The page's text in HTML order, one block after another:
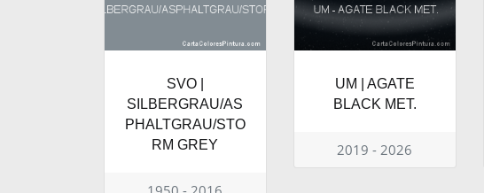
SVO |
SILBERGRAU/AS
PHALTGRAU/STO
RM GREY
UM | AGATE
BLACK MET.
2019 - 2026